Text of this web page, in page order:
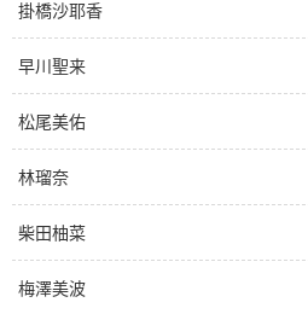
掛橋沙耶香
早川聖来
松尾美佑
林瑠奈
柴田柚菜
梅澤美波